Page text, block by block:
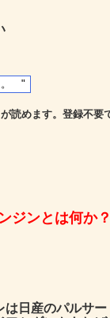
読めます。登録不要
ジンとは何か
日産のパルサ